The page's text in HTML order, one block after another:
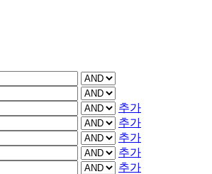
추가
추가
추가
추가
추가